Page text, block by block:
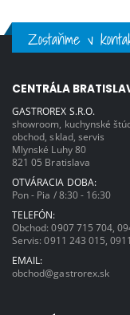
Zostaňme v
CENTRÁLA
GASTROREX S.R.O.
showroom, kuchynské
obchod, sklad, servis
Mlynské Luhy 80
821 05 Bratislava
OTVÁRACIA DOBA:
Pon - Pia / 8:30 - 16:30
TELEFÓN:
Obchod:0907 715 704,
Servis:0911 243 015,
EMAIL:
obchod@gastrorex.sk